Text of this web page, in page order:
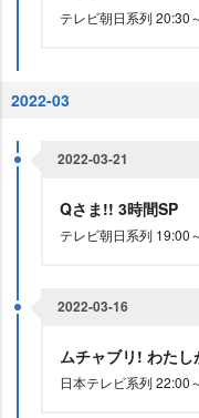
テレビ朝日系列 20:30
2022-03
2022-03-21
Qさま!! 3時間SP
テレビ朝日系列 19:00
2022-03-16
ムチャブリ! わた
日本テレビ系列 22:00